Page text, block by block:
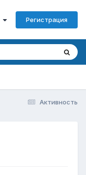
Регистрация
Активность